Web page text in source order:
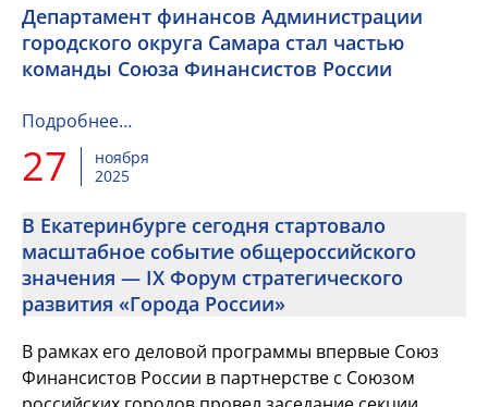
Департамент финансов Администрации
городского округа Самара стал частью
команды Союза Финансистов России
Подробнее…
27
ноября
2025
В Екатеринбурге сегодня стартовало
масштабное событие общероссийского
значения — IX Форум стратегического
развития «Города России»
В рамках его деловой программы впервые Союз
Финансистов России в партнерстве с Союзом